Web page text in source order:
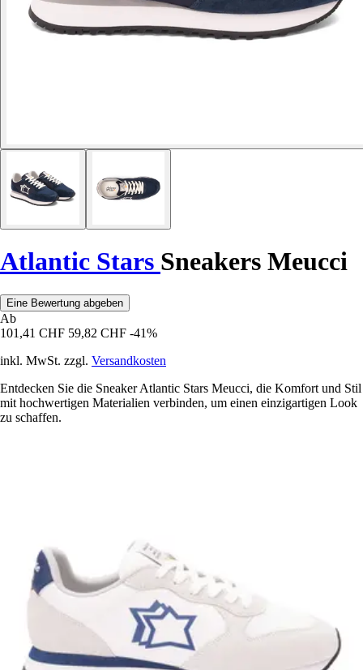
Atlantic Stars Sneakers Meucci
Eine Bewertung abgeben
Ab
101,41 CHF 59,82 CHF -41%
inkl. MwSt. zzgl. Versandkosten
Entdecken Sie die Sneaker Atlantic Stars Meucci, die Komfort und Stil
mit hochwertigen Materialien verbinden, um einen einzigartigen Look
zu schaffen.